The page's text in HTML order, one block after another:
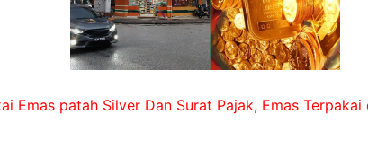
Emas patah Silver Dan Surat Pajak, Emas